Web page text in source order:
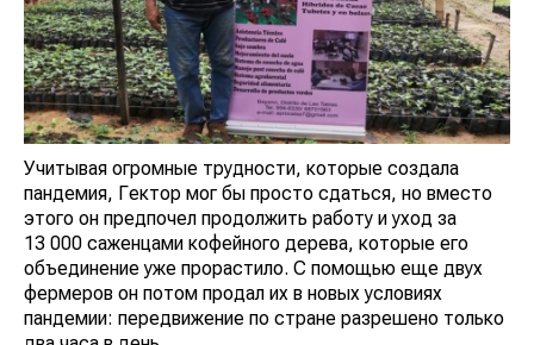
Учитывая огромные трудности, которые создала
пандемия, Гектор мог бы просто сдаться, но вместо
этого он предпочел продолжить работу и уход за
13 000 саженцами кофейного дерева, которые его
объединение уже прорастило. С помощью еще двух
фермеров он потом продал их в новых условиях
пандемии: передвижение по стране разрешено только